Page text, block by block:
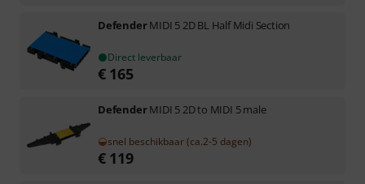
DefenderMIDI 5 2D BL Half Midi Section
Direct leverbaar
€ 165
DefenderMIDI 5 2D to MIDI 5 male
snel beschikbaar (ca.2-5 dagen)
€ 119